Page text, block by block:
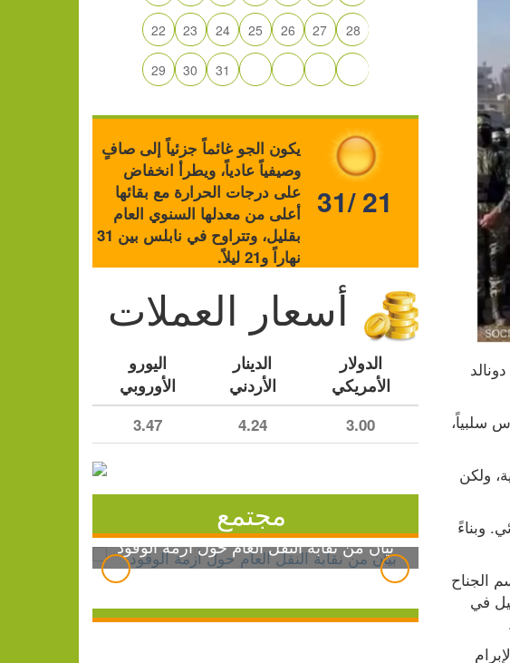
22 23 24 25 26 27 28
29 30 31
يكون الجو غائماً جزئياً إلى صافٍ
وصيفياً عادياً، ويطرأ انخفاض
على درجات الحرارة مع بقائها
أعلى من معدلها السنوي العام
بقليل، وتتراوح في نابلس بين 31
نهاراً و21 ليلاً.
31/ 21
أسعار العملات
الدولار
الأمريكي
الدينار
الأردني
اليورو
الأوروبي
3.00
4.24
3.47
مجتمع
بيان من نقابة النقل العام حول أزمة الوقود